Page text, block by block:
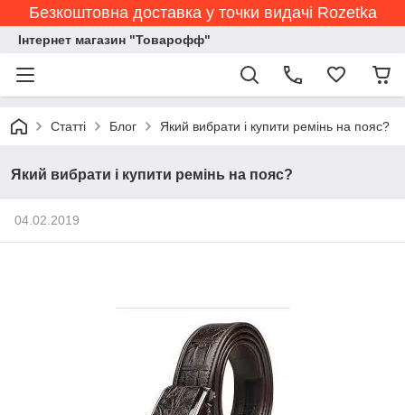
Безкоштовна доставка у точки видачі Rozetka
Інтернет магазин "Товарофф"
Статті Блог Який вибрати і купити ремінь на пояс?
Який вибрати і купити ремінь на пояс?
04.02.2019